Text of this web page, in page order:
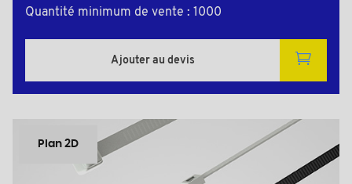
Quantité minimum de vente : 1000
Ajouter au devis
Plan 2D